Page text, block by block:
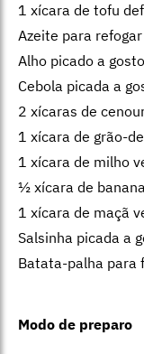
1 xícara de tofu
Azeite para refogar
Alho picado a gosto
Cebola picada a
2 xícaras de
1 xícara de grão-
1 xícara de milho
½ xícara de
1 xícara de maçã
Salsinha picada a
Batata-palha para
Modo de preparo